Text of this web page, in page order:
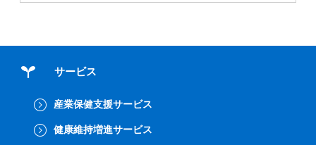
サービス
産業保健支援サービス
健康維持増進サービス